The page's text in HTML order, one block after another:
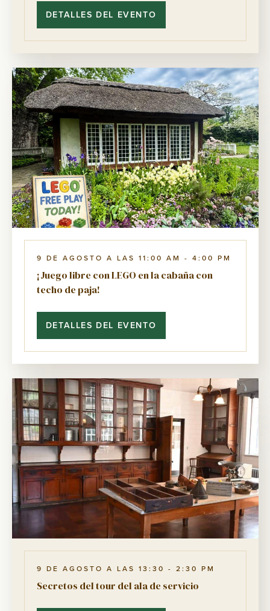
DETALLES DEL EVENTO
SEMANA
DE
DE
PERROS”!
9 DE AGOSTO A LAS 11:00 AM - 4:00 PM
¡Juego libre con LEGO en la cabaña con
techo de paja!
DETALLES DEL EVENTO
CON
LEGO
LA
CABAÑA
CON
TECHO
DE
PAJA!
9 DE AGOSTO A LAS 13:30 - 2:30 PM
Secretos del tour del ala de servicio